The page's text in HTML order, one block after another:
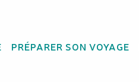
PRÉPARER SON VOYAGE